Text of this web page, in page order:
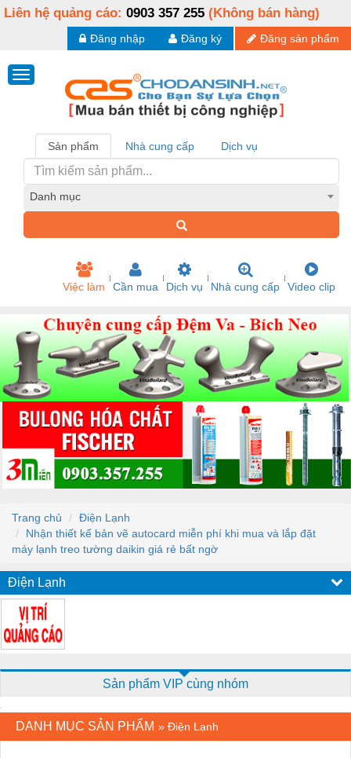
Liên hệ quảng cáo: 0903 357 255 (Không bán hàng)
Đăng sản phẩm
Đăng ký
Đăng nhập
Sản phẩm Nhà cung cấp Dịch vụ
Danh mục
Việc làm Cần mua Dịch vụ Nhà cung cấp Video clip
Trang chủ
Điện Lạnh
Nhận thiết kế bản vẽ autocard miễn phí khi mua và lắp đặt
máy lạnh treo tường daikin giá rẻ bất ngờ
Điện Lạnh
Sản phẩm VIP cùng nhóm
DANH MỤC SẢN PHẨM » Điện Lạnh